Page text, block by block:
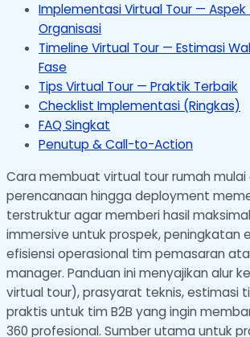
Implementasi Virtual Tour — Aspek
Organisasi
Timeline Virtual Tour — Estimasi
Fase
Tips Virtual Tour — Praktik Terbaik
Checklist Implementasi (Ringkas)
FAQ Singkat
Penutup & Call-to-Action
Cara membuat virtual tour rumah mulai
perencanaan hingga deployment
terstruktur agar memberi hasil
immersive untuk prospek, peningkatan
efisiensi operasional tim pemasaran
manager. Panduan ini menyajikan alur
virtual tour), prasyarat teknis, estimasi
praktis untuk tim B2B yang ingin
360 profesional. Sumber utama untuk